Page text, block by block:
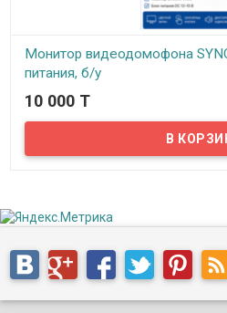
Монитор видеодомофона
питания, б/у
В наличии
Комплект не включает: Вызывную
10 000 T